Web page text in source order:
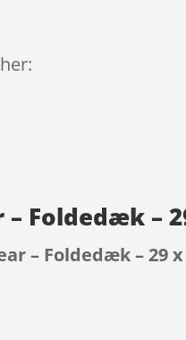
Foldedæk –
– Foldedæk – 29 x